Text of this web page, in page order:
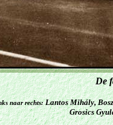
De
naar rechts:Lantos Mihály,
Grosics